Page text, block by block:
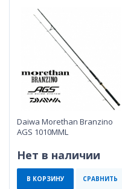
Daiwa Morethan Branzino
AGS 1010MML
Нет в наличии
В КОРЗИНУ СРАВНИТЬ